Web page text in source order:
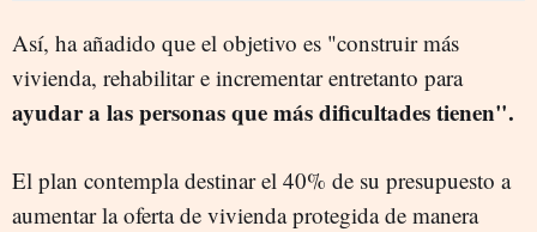
Así, ha añadido que el objetivo es "construir más
vivienda, rehabilitar e incrementar entretanto para
ayudar a las personas que más dificultades tienen".
El plan contempla destinar el 40% de su presupuesto a
aumentar la oferta de vivienda protegida de manera